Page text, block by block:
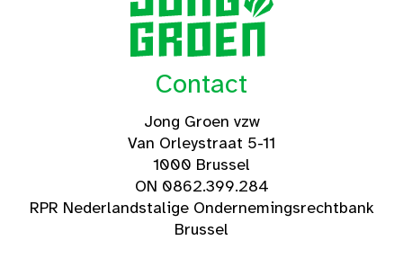
Contact
Jong Groen vzw
Van Orleystraat 5-11
1000 Brussel
ON 0862.399.284
RPR Nederlandstalige Ondernemingsrechtbank
Brussel